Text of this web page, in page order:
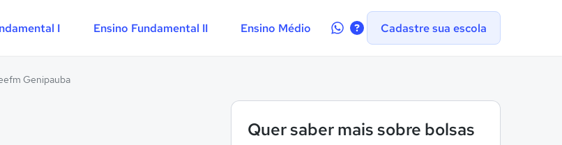
I Ensino Fundamental II Ensino Médio
Contate-Cadastre sua escola
Genipauba
Quer saber mais sobre bolsas